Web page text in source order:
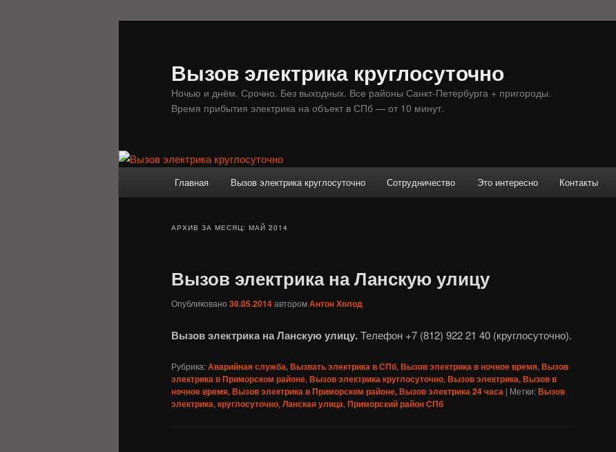
Вызов электрика круглосуточно
Ночью и днём. Срочно. Без выходных. Все районы Санкт-Петербурга + пригороды.
Время прибытия электрика на объект в СПб — от 10 минут.
Главная Вызов электрика круглосуточно Сотрудничество Это интересно Контакты
АРХИВ ЗА МЕСЯЦ: МАЙ 2014
Вызов электрика на Ланскую улицу
Опубликовано 30.05.2014авторомАнтон Холод
Вызов электрика на Ланскую улицу.Телефон +7 (812) 922 21 40 (круглосуточно).
Рубрика:Аварийная служба, Вызвать электрика в СПб, Вызов электрика в ночное время, Вызов
электрика в Приморском районе, Вызов электрика круглосуточно, Вызов электрика, Вызов в
ночное время, Вызов электрика в Приморском районе, Вызов электрика 24 часа | Метки:Вызов
электрика, круглосуточно, Ланская улица, Приморский район СПб